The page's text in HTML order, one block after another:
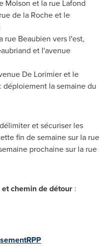
Molson et la rue Lafond
de la Roche et le
rue Beaubien vers l'est,
et l'avenue
De Lorimier et le
déploiement la semaine du
et sécuriser les
fin de semaine sur la rue
prochaine sur la rue
et chemin de détour :